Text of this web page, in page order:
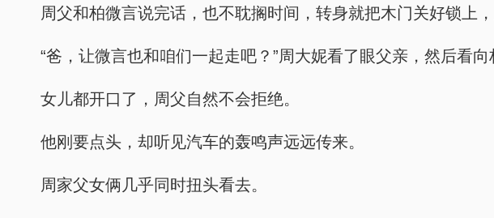
周父和柏微言说完话，也不耽搁时间，转身就把木门关好锁上
“爸，让微言也和咱们一起走吧？”周大妮看了眼父亲，然后看
女儿都开口了，周父自然不会拒绝。
他刚要点头，却听见汽车的轰鸣声远远传来。
周家父女俩几乎同时扭头看去。